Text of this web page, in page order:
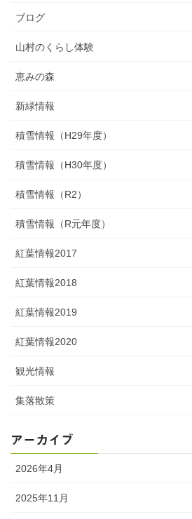
ブログ
山村のくらし体験
恵みの森
新緑情報
積雪情報（H29年度）
積雪情報（H30年度）
積雪情報（R2）
積雪情報（R元年度）
紅葉情報2017
紅葉情報2018
紅葉情報2019
紅葉情報2020
観光情報
集落散策
アーカイブ
2026年4月
2025年11月